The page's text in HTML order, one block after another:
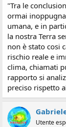
"Tra le
ormai
umana, e in
la nostra Terra
non è stato cosi
rischio reale e
clima, chiamati
rapporto si
preciso rispetto
Utente